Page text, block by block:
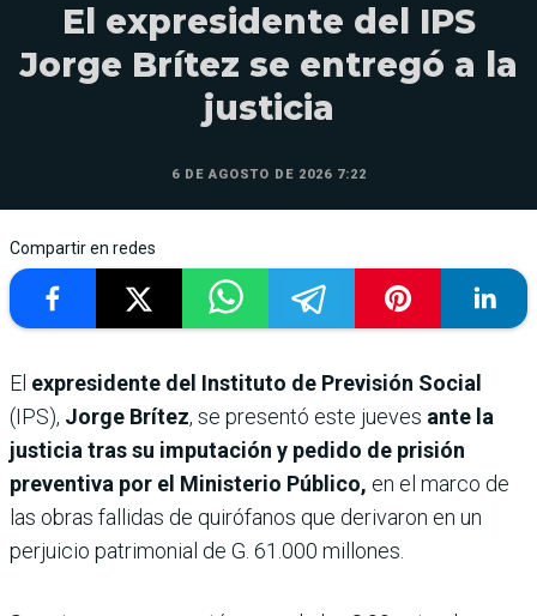
El expresidente del IPS
Jorge Brítez se entregó a la
justicia
6 DE AGOSTO DE 2026 7:22
Compartir en redes
El expresidente del Instituto de Previsión Social
(IPS), Jorge Brítez, se presentó este jueves ante la
justicia tras su imputación y pedido de prisión
preventiva por el Ministerio Público, en el marco de
las obras fallidas de quirófanos que derivaron en un
perjuicio patrimonial de G. 61.000 millones.